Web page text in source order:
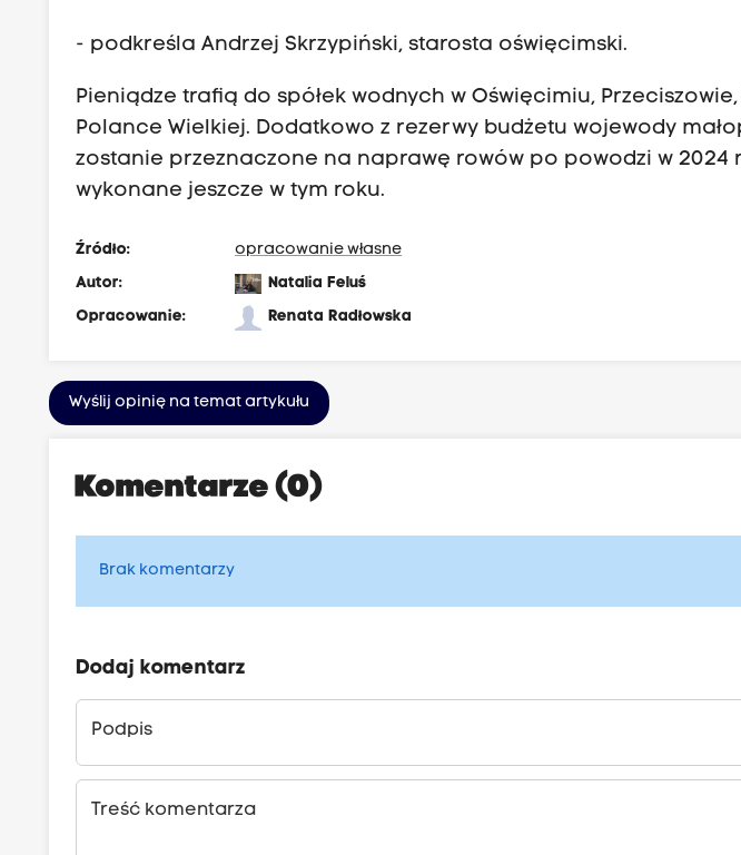
- podkreśla Andrzej Skrzypiński, starosta oświęcimski.
Pieniądze trafią do spółek wodnych w Oświęcimiu,
Polance Wielkiej. Dodatkowo z rezerwy budżetu wojewody
zostanie przeznaczone na naprawę rowów po powodzi w 2024
wykonane jeszcze w tym roku.
Źródło:
opracowanie własne
Autor:
Natalia Feluś
Opracowanie:
Renata Radłowska
Wyślij opinię na temat artykułu
Komentarze (0)
Brak komentarzy
Dodaj komentarz
Podpis
Treść komentarza